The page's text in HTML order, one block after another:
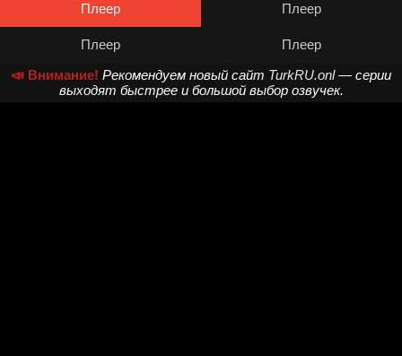
Плеер Плеер
Плеер
Плеер
📣 Внимание! Рекомендуем новый сайт TurkRU.onl— серии
выходят быстрее и большой выбор озвучек.